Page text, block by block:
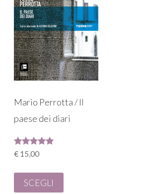
Mario Perrotta / Il
paese dei diari
Valutato
€ 15,00
SCEGLI